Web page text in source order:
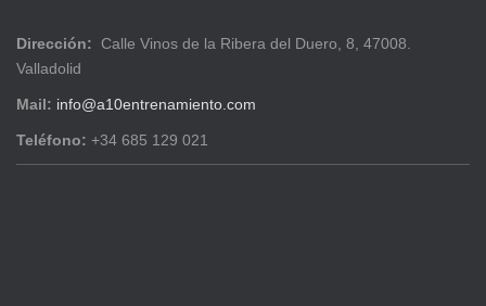
Dirección: Calle Vinos de la Ribera del Duero, 8, 47008.
Valladolid
Mail: info@a10entrenamiento.com
Teléfono: +34 685 129 021